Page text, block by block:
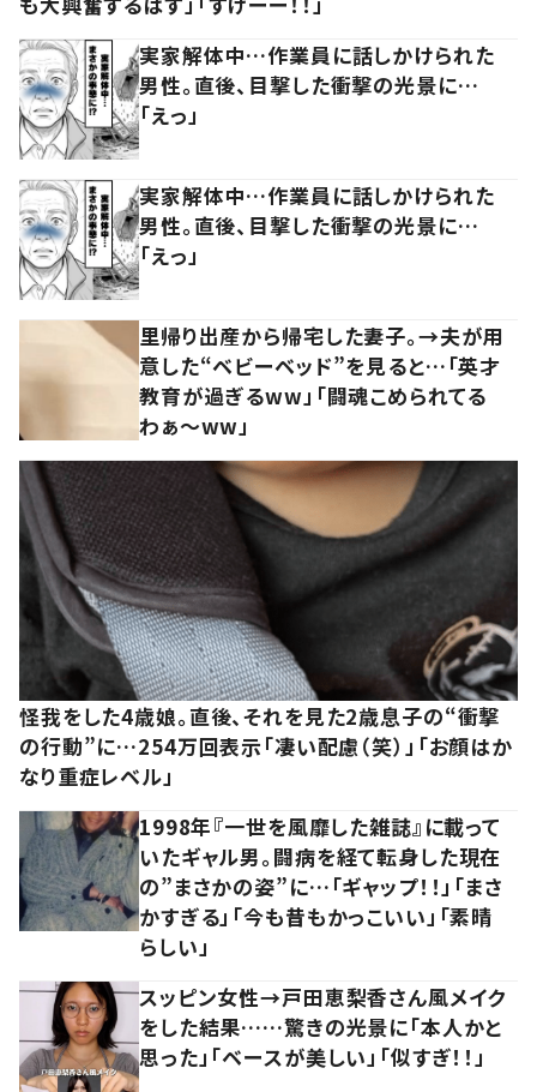
実家解体中…作業員に話しかけられた
男性。直後、目撃した衝撃の光景に…
「えっ」
実家解体中…作業員に話しかけられた
男性。直後、目撃した衝撃の光景に…
「えっ」
里帰り出産から帰宅した妻子。→夫が用
意した“ベビーベッド”を見ると…「英才
教育が過ぎるww」「闘魂こめられてる
わぁ～ww」
怪我をした4歳娘。直後、それを見た2歳息子の“衝撃
の行動”に…254万回表示「凄い配慮（笑）」「お顔はか
なり重症レベル」
1998年『一世を風靡した雑誌』に載って
いたギャル男。闘病を経て転身した現在
の”まさかの姿”に…「ギャップ！！」「まさ
かすぎる」「今も昔もかっこいい」「素晴
らしい」
スッピン女性→戸田恵梨香さん風メイク
をした結果……驚きの光景に「本人かと
思った」「ベースが美しい」「似すぎ！！」